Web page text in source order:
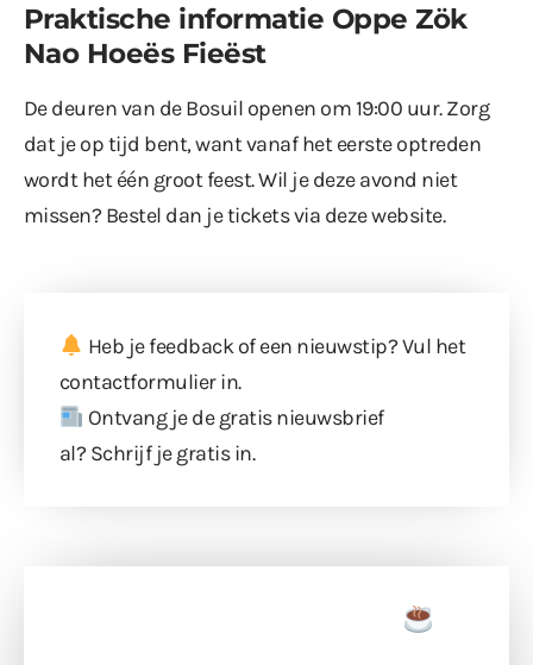
Praktische informatie Oppe Zök
Nao Hoeës Fieëst
De deuren van de Bosuil openen om 19:00 uur. Zorg
dat je op tijd bent, want vanaf het eerste optreden
wordt het één groot feest. Wil je deze avond niet
missen? Bestel dan je tickets via deze website.
Heb je feedback of een nieuwstip? Vul het
contactformulierin.
Ontvang je de gratis nieuwsbrief
al? Schrijf je gratis in.